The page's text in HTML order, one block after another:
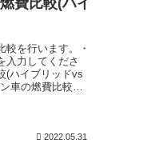
を行います。・
入力してくださ
(ハイブリッドvs
車の燃費比較を
2022.05.31